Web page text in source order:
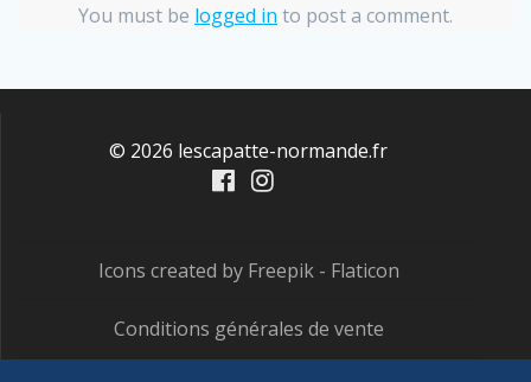
You must be logged in to post a comment.
© 2026 lescapatte-normande.fr
Icons created by Freepik - Flaticon
Conditions générales de vente